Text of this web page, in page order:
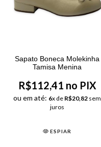
Sapato Boneca Molekinha
Tamisa Menina
R$112,41 no PIX
ou em até: 6x de R$20,82 sem
juros
ESPIAR